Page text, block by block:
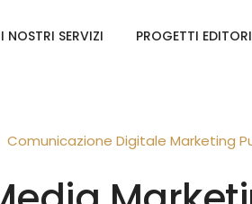
I NOSTRI SERVIZI PROGETTI
Comunicazione Digitale Marketing